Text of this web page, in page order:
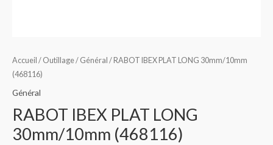
Accueil / Outillage/ Général / RABOT IBEX PLAT LONG 30mm/10mm
(468116)
Général
RABOT IBEX PLAT LONG
30mm/10mm (468116)